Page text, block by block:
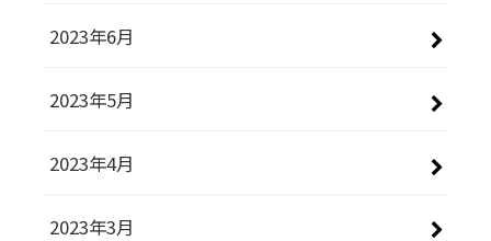
2023年6月
2023年5月
2023年4月
2023年3月